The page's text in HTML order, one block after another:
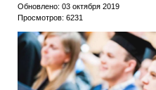
Обновлено: 03 октября 2019
Просмотров: 6231